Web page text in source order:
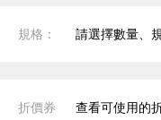
規格： 請選擇數量、
折價券 查看可使用的